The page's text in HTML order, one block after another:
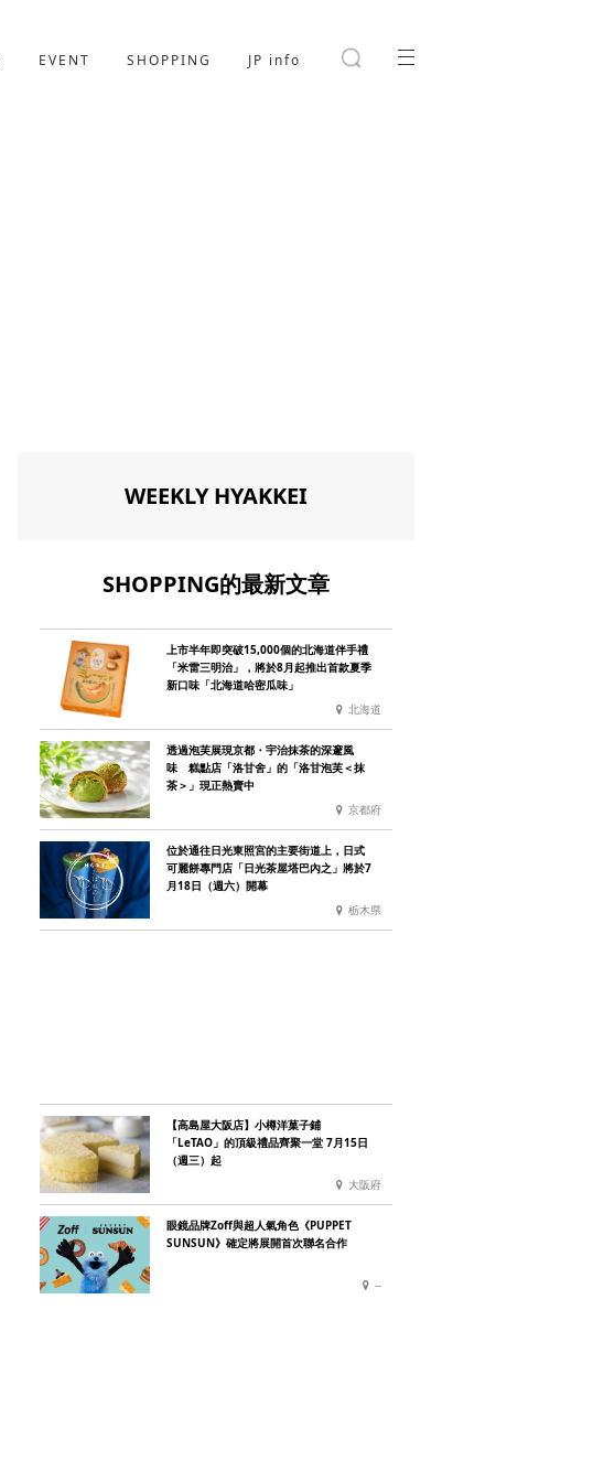
EVENT SHOPPING JP info
WEEKLY HYAKKEI
SHOPPING的最新文章
上市半年即突破15,000個的北海道伴手禮
「米雷三明治」，將於8月起推出首款夏季
新口味「北海道哈密瓜味」
北海道
透過泡芙展現京都・宇治抹茶的深邃風
味 糕點店「洛甘舍」的「洛甘泡芙＜抹
茶＞」現正熱賣中
京都府
位於通往日光東照宮的主要街道上，日式
可麗餅專門店「日光茶屋塔巴內之」將於7
月18日（週六）開幕
栃木県
【高島屋大阪店】小樽洋菓子鋪
「LeTAO」的頂級禮品齊聚一堂 7月15日
（週三）起
大阪府
眼鏡品牌Zoff與超人氣角色《PUPPET
SUNSUN》確定將展開首次聯名合作
--